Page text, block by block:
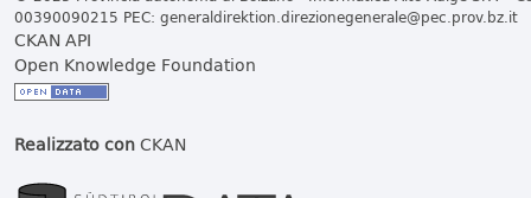
00390090215 PEC: generaldirektion.direzionegenerale@pec.prov.bz.it
CKAN API
Open Knowledge Foundation
Realizzato conCKAN